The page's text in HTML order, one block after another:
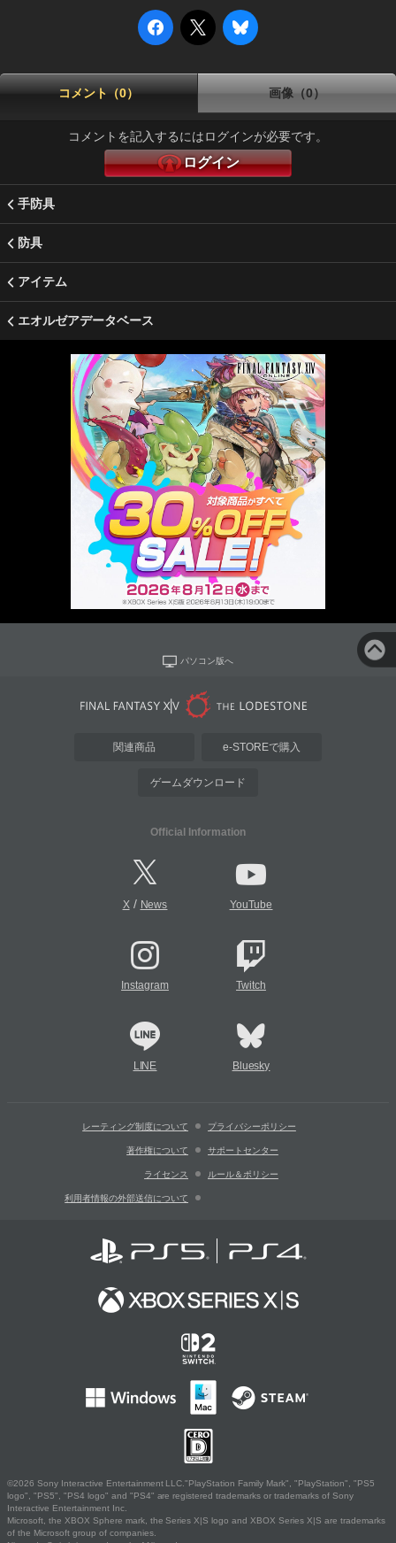
コメント（0） 画像（0）
コメントを記入するにはログインが必要です。
ログイン
手防具
防具
アイテム
エオルゼアデータベース
パソコン版へ
関連商品 e-STOREで購入
ゲームダウンロード
Official Information
X/ News YouTube
Instagram Twitch
LINE Bluesky
レーティング制度について プライバシーポリシー
著作権について サポートセンター
ライセンス ルール＆ポリシー
利用者情報の外部送信について
©2026 Sony Interactive Entertainment LLC."PlayStation Family Mark", "PlayStation", "PS5
logo", "PS5", "PS4 logo" and "PS4" are registered trademarks or trademarks of Sony
Interactive Entertainment Inc.
Microsoft, the XBOX Sphere mark, the Series X|S logo and XBOX Series X|S are trademarks
of the Microsoft group of companies.